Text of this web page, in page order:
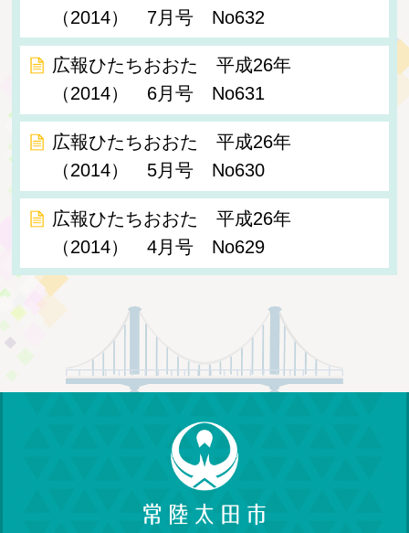
（2014） 7月号 No632
広報ひたちおおた 平成26年
（2014） 6月号 No631
広報ひたちおおた 平成26年
（2014） 5月号 No630
広報ひたちおおた 平成26年
（2014） 4月号 No629